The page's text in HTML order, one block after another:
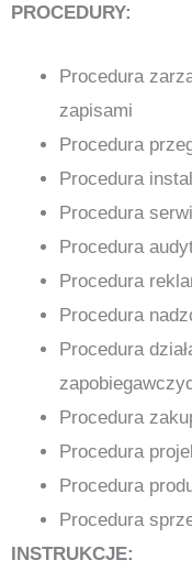
PROCEDURY:
Procedura
zapisami
Procedura
Procedura
Procedura
Procedura
Procedura
Procedura
Procedura
Procedura
Procedura
Procedura
Procedura
INSTRUKCJE: